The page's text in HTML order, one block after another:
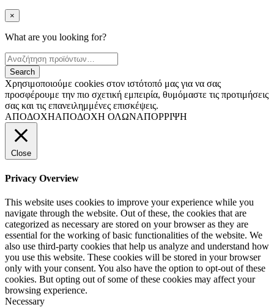
×
What are you looking for?
Χρησιμοποιούμε cookies στον ιστότοπό μας για να σας
προσφέρουμε την πιο σχετική εμπειρία, θυμόμαστε τις προτιμήσεις
σας και τις επανειλημμένες επισκέψεις.
ΑΠΟΔΟΧΗΑΠΟΔΟΧΗ ΟΛΩΝΑΠΟΡΡΙΨΗ
Close
Privacy Overview
This website uses cookies to improve your experience while you
navigate through the website. Out of these, the cookies that are
categorized as necessary are stored on your browser as they are
essential for the working of basic functionalities of the website. We
also use third-party cookies that help us analyze and understand how
you use this website. These cookies will be stored in your browser
only with your consent. You also have the option to opt-out of these
cookies. But opting out of some of these cookies may affect your
browsing experience.
Necessary